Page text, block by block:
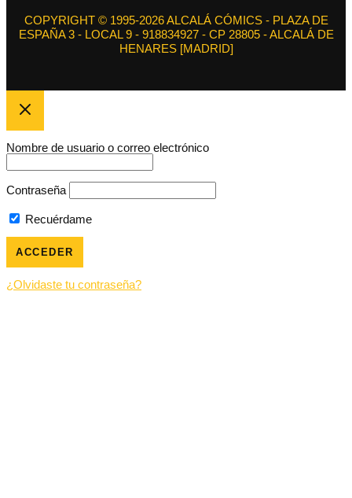
COPYRIGHT © 1995-2026 ALCALÁ CÓMICS - PLAZA DE
ESPAÑA 3 - LOCAL 9 - 918834927 - CP 28805 - ALCALÁ DE
HENARES [MADRID]
Nombre de usuario o correo electrónico
Contraseña
Recuérdame
¿Olvidaste tu contraseña?